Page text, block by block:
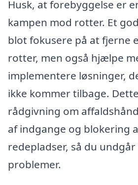
Husk, at forebyggelse er
kampen mod rotter. Et
blot fokusere på at fjerne
rotter, men også hjælpe
implementere løsninger,
ikke kommer tilbage.
rådgivning om
af indgange og blokering
redepladser, så du
problemer.